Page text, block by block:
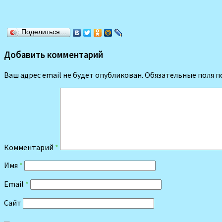
Поделиться…
Добавить комментарий
Ваш адрес email не будет опубликован. Обязательные поля
Комментарий *
Имя *
Email *
Сайт